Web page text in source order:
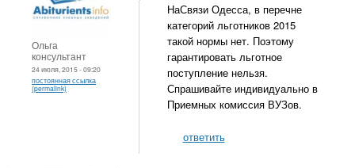
Ольга
консультант
24 июля, 2015 - 09:20
постоянная ссылка
(permalink)
НаСвязи Одесса, в перечне
категорий льготников 2015
такой нормы нет. Поэтому
гарантировать льготное
поступление нельзя.
Спрашивайте индивидуально в
Приемных комиссия ВУЗов.
ответить